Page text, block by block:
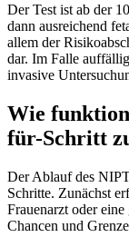
Der Test ist ab der
dann ausreichend
allem der
dar. Im Falle
invasive
Wie
für-Schritt
Der Ablauf des
Schritte. Zunächst
Frauenarzt oder
Chancen und